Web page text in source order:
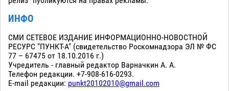
ИНФО
СМИ СЕТЕВОЕ ИЗДАНИЕ ИНФОРМАЦИОННО-НОВОСТНОЙ
РЕСУРС "ПУНКТ-А" (свидетельство Роскомнадзора ЭЛ № ФС
77 – 67475 от 18.10.2016 г.)
Учредитель - главный редактор Варначкин А. А.
Телефон редакции. +7-908-616-0293.
E-mail редакции: punkt20102010@gmail.com